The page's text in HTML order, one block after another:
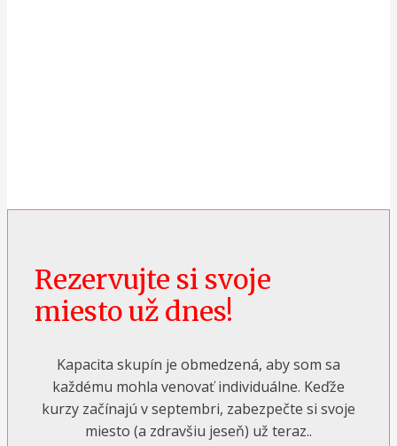
Rezervujte si svoje
miesto už dnes!
Kapacita skupín je obmedzená, aby som sa
každému mohla venovať individuálne. Keďže
kurzy začínajú v septembri, zabezpečte si svoje
miesto (a zdravšiu jeseň) už teraz..